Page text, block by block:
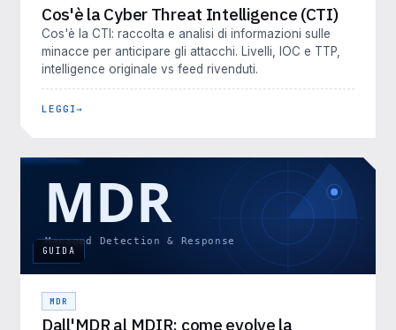
Cos'è la Cyber Threat Intelligence (CTI)
Cos'è la CTI: raccolta e analisi di informazioni sulle
minacce per anticipare gli attacchi. Livelli, IOC e TTP,
intelligence originale vs feed rivenduti.
LEGGI
GUIDA
MDR
Dall'MDR al MDIR: come evolve la